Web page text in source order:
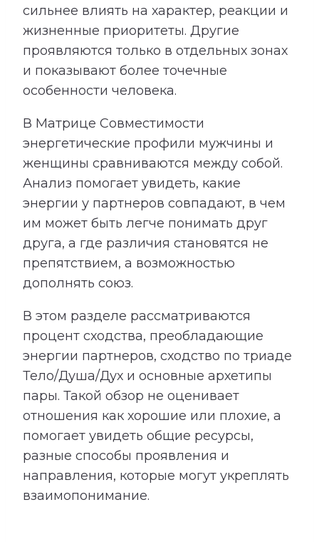
сильнее влиять на характер, реакции и
жизненные приоритеты. Другие
проявляются только в отдельных зонах
и показывают более точечные
особенности человека.
В Матрице Совместимости
энергетические профили мужчины и
женщины сравниваются между собой.
Анализ помогает увидеть, какие
энергии у партнеров совпадают, в чем
им может быть легче понимать друг
друга, а где различия становятся не
препятствием, а возможностью
дополнять союз.
В этом разделе рассматриваются
процент сходства, преобладающие
энергии партнеров, сходство по триаде
Тело/Душа/Дух и основные архетипы
пары. Такой обзор не оценивает
отношения как хорошие или плохие, а
помогает увидеть общие ресурсы,
разные способы проявления и
направления, которые могут укреплять
взаимопонимание.